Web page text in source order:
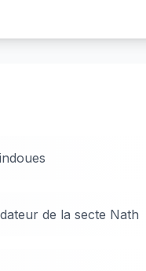
de la secte Nath